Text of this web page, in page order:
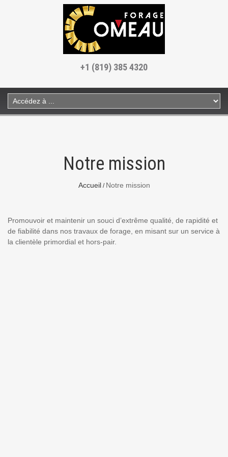
+1 (819) 385 4320
Notre mission
Accueil Notre mission
Promouvoir et maintenir un souci d’extrême qualité, de rapidité et
de fiabilité dans nos travaux de forage, en misant sur un service à
la clientèle primordial et hors-pair.